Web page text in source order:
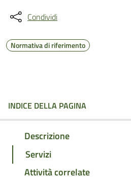
Condividi
Normativa di riferimento
INDICE DELLA PAGINA
Descrizione
Servizi
Attività correlate